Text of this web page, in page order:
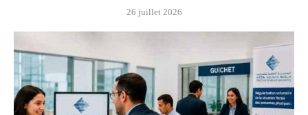
26 juillet 2026